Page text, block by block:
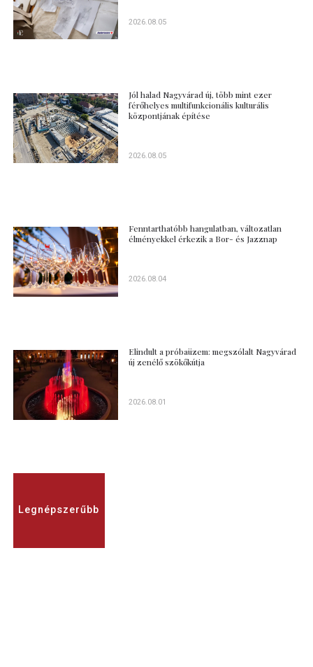
2026.08.05
Jól halad Nagyvárad új, több mint ezer
férőhelyes multifunkcionális kulturális
központjának építése
2026.08.05
Fenntarthatóbb hangulatban, változatlan
élményekkel érkezik a Bor- és Jazznap
2026.08.04
Elindult a próbaüzem: megszólalt Nagyvárad
új zenélő szökőkútja
2026.08.01
Legnépszerűbb